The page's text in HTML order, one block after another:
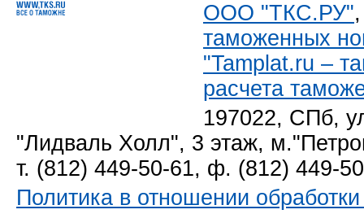
ООО "ТКС.РУ"
таможенных
"Tamplat.ru –
расчета
197022, СПб,
"Лидваль Холл", 3 этаж,
т. (812) 449-50-61, ф. (812) 449-
Политика в отношении